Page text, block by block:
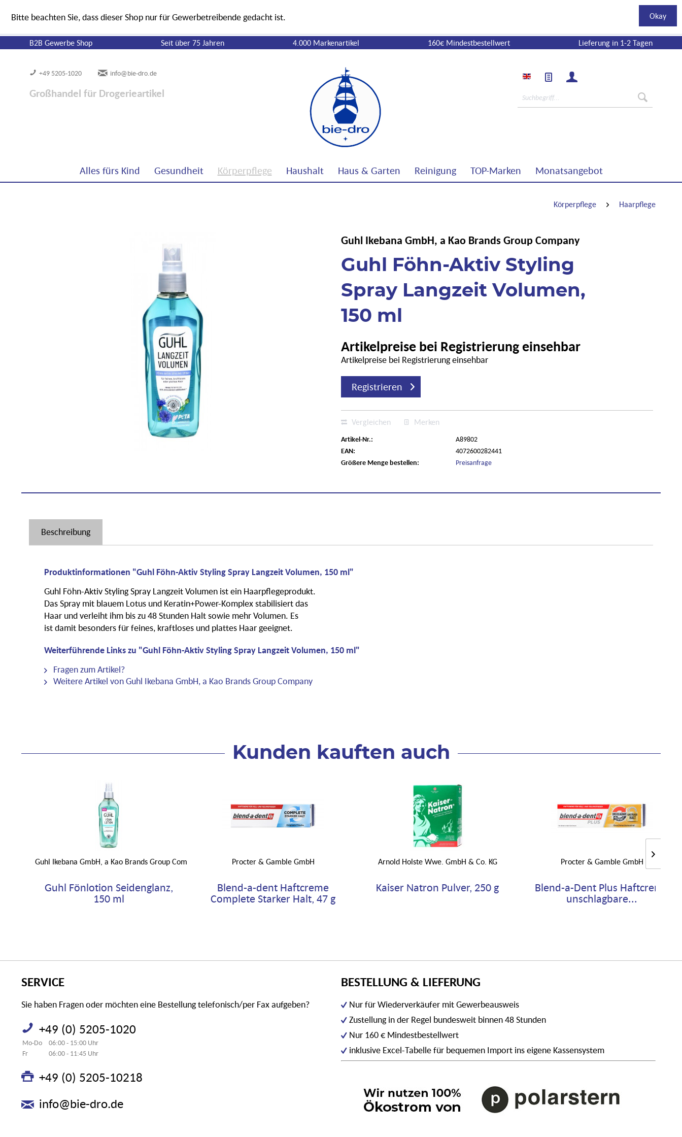
B2B Gewerbe Shop Seit über 75 Jahren 4.000 Markenartikel 160€ Mindestbestellwert Lieferung in 1-2 Tagen
+49 5205-1020 info@bie-dro.de
Großhandel für Drogerieartikel
Alles fürs Kind Gesundheit Körperpflege Haushalt Haus & Garten Reinigung TOP-Marken Monatsangebot
Körperpflege Haarpflege
Guhl Ikebana GmbH, a Kao Brands Group Company
Guhl Föhn-Aktiv Styling
Spray Langzeit Volumen,
150 ml
Artikelpreise bei Registrierung einsehbar
Artikelpreise bei Registrierung einsehbar
Registrieren
Vergleichen Merken
Artikel-Nr.:
A89802
EAN:
4072600282441
Größere Menge bestellen:
Preisanfrage
Beschreibung
Produktinformationen "Guhl Föhn-Aktiv Styling Spray Langzeit Volumen, 150 ml"
Guhl Föhn-Aktiv Styling Spray Langzeit Volumen ist ein Haarpflegeprodukt.
Das Spray mit blauem Lotus und Keratin+Power-Komplex stabilisiert das
Haar und verleiht ihm bis zu 48 Stunden Halt sowie mehr Volumen. Es
ist damit besonders für feines, kraftloses und plattes Haar geeignet.
Weiterführende Links zu "Guhl Föhn-Aktiv Styling Spray Langzeit Volumen, 150 ml"
Fragen zum Artikel?
Weitere Artikel von Guhl Ikebana GmbH, a Kao Brands Group Company
Kunden kauften auch
Guhl Ikebana GmbH, a Kao Brands Group Company
Guhl Fönlotion Seidenglanz,
150 ml
Procter & Gamble GmbH
Blend-a-dent Haftcreme
Complete Starker Halt, 47 g
Arnold Holste Wwe. GmbH & Co. KG
Kaiser Natron Pulver, 250 g
Procter & Gamble GmbH
Blend-a-Dent Plus Haftcreme
unschlagbare...
SERVICE
Sie haben Fragen oder möchten eine Bestellung telefonisch/per Fax aufgeben?
+49 (0) 5205-1020
Mo-Do
06:00 - 15:00 Uhr
Fr
06:00 - 11:45 Uhr
+49 (0) 5205-10218
info@bie-dro.de
BESTELLUNG & LIEFERUNG
Nur für Wiederverkäufer mit Gewerbeausweis
Zustellung in der Regel bundesweit binnen 48 Stunden
Nur 160 € Mindestbestellwert
inklusive Excel-Tabelle für bequemen Import ins eigene Kassensystem
Bitte beachten Sie, dass dieser Shop nur für Gewerbetreibende gedacht ist. Okay